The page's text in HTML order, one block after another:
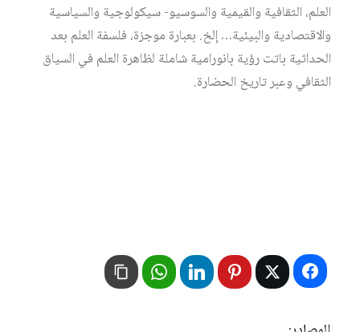
العلم، الثقافية والقيمية والسوسيو- سيكولوجية والسياسية
والاقتصادية والبيئية… إلخ. بعبارة موجزة، فلسفة العلم بعد
الحداثية باتت رؤية بانورامية شاملة لظاهرة العلم في السياق
الثقافي وعبر تاريخ الحضارة.